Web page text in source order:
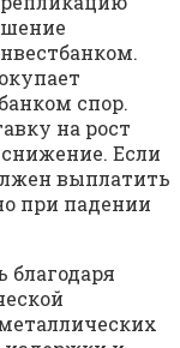
спор.
на рост
Если
выплатить
при падении
благодаря